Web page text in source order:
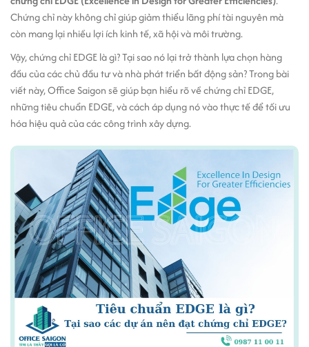
Chứng chỉ này không chỉ giúp giảm thiểu lãng phí tài nguyên mà
còn mang lại nhiều lợi ích kinh tế, xã hội và môi trường.
Vậy, chứng chỉ EDGE là gì? Tại sao nó lại trở thành lựa chọn hàng
đầu của các chủ đầu tư và nhà phát triển bất động sản? Trong bài
viết này, Office Saigon sẽ giúp bạn hiểu rõ về chứng chỉ EDGE,
những tiêu chuẩn EDGE, và cách áp dụng nó vào thực tế để tối ưu
hóa hiệu quả của các công trình xây dựng.